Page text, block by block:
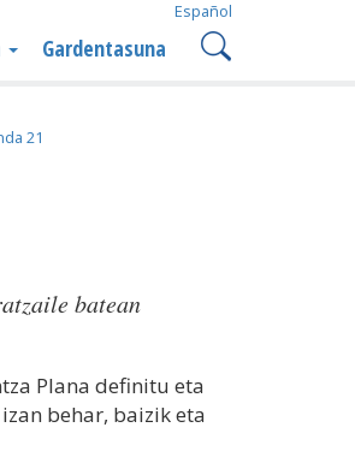
Español
Gardentasuna
21
batean
Plana definitu eta
behar, baizik eta